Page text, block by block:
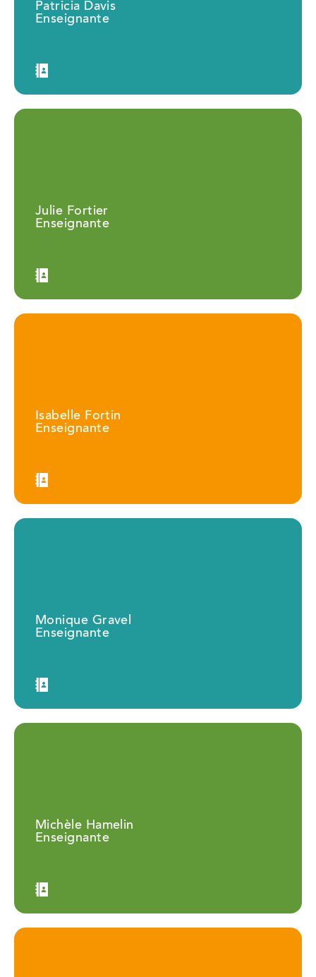
Patricia Davis
Enseignante
Julie Fortier
Enseignante
Isabelle Fortin
Enseignante
Monique Gravel
Enseignante
Michèle Hamelin
Enseignante